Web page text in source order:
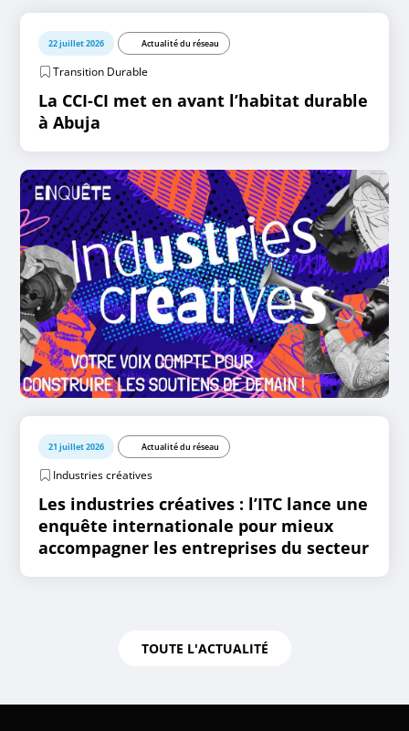
22 juillet 2026 Actualité du réseau
Transition Durable
La CCI-CI met en avant l’habitat durable
à Abuja
21 juillet 2026 Actualité du réseau
Industries créatives
Les industries créatives : l’ITC lance une
enquête internationale pour mieux
accompagner les entreprises du secteur
TOUTE L'ACTUALITÉ